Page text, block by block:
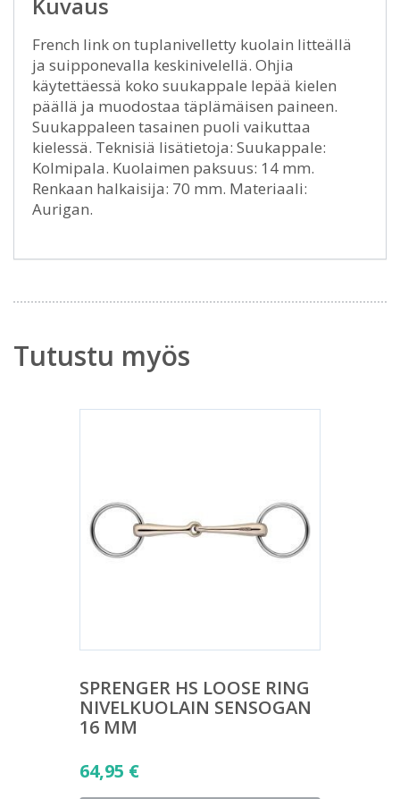
French link on tuplanivelletty kuolain litteällä
ja suipponevalla keskinivelellä. Ohjia
käytettäessä koko suukappale lepää kielen
päällä ja muodostaa täplämäisen paineen.
Suukappaleen tasainen puoli vaikuttaa
kielessä. Teknisiä lisätietoja: Suukappale:
Kolmipala. Kuolaimen paksuus: 14 mm.
Renkaan halkaisija: 70 mm. Materiaali:
Aurigan.
Tutustu myös
SPRENGER HS LOOSE RING
NIVELKUOLAIN SENSOGAN
16 MM
64,95 €